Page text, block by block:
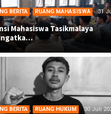
BERITA , RUANG MAHASISWA
31
Mahasiswa Tasikmalaya
BERITA , RUANG HUKUM 30 Juli